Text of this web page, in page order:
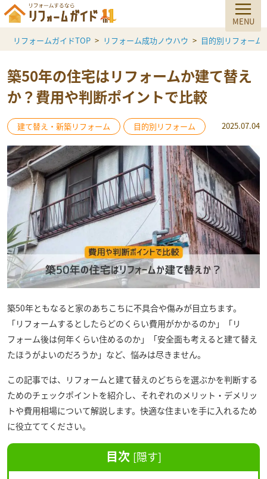
リフォームガイドTOP リフォーム成功ノウハウ 目的別リフォーム
築50年の住宅はリフォームか建て替え
か？費用や判断ポイントで比較
建て替え・新築リフォーム 目的別リフォーム 2025.07.04
築50年ともなると家のあちこちに不具合や傷みが目立ちます。
「リフォームするとしたらどのくらい費用がかかるのか」「リ
フォーム後は何年くらい住めるのか」「安全面も考えると建て替え
たほうがよいのだろうか」など、悩みは尽きません。
この記事では、リフォームと建て替えのどちらを選ぶかを判断する
ためのチェックポイントを紹介し、それぞれのメリット・デメリッ
トや費用相場について解説します。快適な住まいを手に入れるため
に役立ててください。
目次 [隠す]